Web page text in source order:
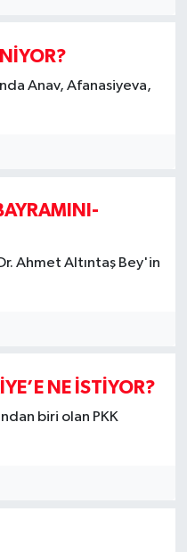
Anav, Afanasiyeva,
Ahmet Altıntaş Bey'in
NE İSTİYOR?
biri olan PKK